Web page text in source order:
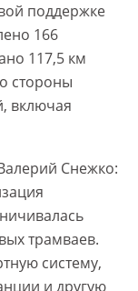
поддержке
166
117,5 км
стороны
включая
Снежко:
трамваев.
систему,
и другую